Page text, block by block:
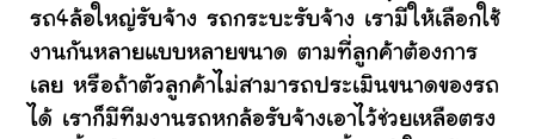
รถ4ล้อใหญ่รับจ้าง รถกระบะรับจ้าง เรามีให้เลือกใช้
งานกันหลายแบบหลายขนาด ตามที่ลูกค้าต้องการ
เลย หรือถ้าตัวลูกค้าไม่สามารถประเมินขนาดของรถ
ได้ เราก็มีทีมงานรถหกล้อรับจ้างเอาไว้ช่วยเหลือตรง